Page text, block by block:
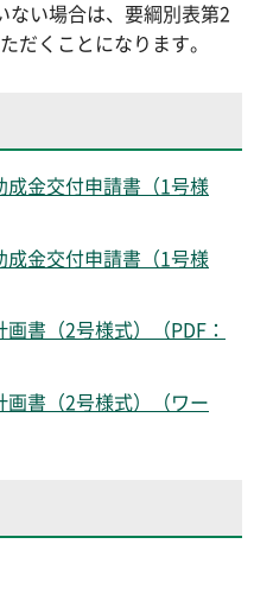
ない場合は、要綱別表第2
だくことになります。
金交付申請書（1号様
金交付申請書（1号様
書（2号様式）（PDF：
書（2号様式）（ワー